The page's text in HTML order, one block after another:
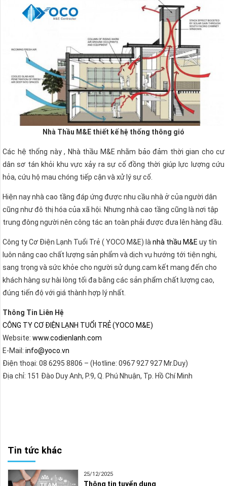
Nhà Thầu M&E thiết kế hệ thống thông gió
Các hệ thống này , Nhà thầu M&E nhằm bảo đảm thời gian cho cư
dân sơ tán khỏi khu vực xảy ra sự cố đồng thời giúp lực lượng cứu
hỏa, cứu hộ mau chóng tiếp cận và xử lý sự cố.
Hiện nay nhà cao tầng đáp ứng được nhu cầu nhà ở của người dân
cũng như đô thị hóa của xã hội. Nhưng nhà cao tầng cũng là nơi tập
trung đông người nên công tác an toàn phải được đưa lên hàng đầu.
Công ty Cơ Điện Lạnh Tuổi Trẻ ( YOCO M&E) là nhà thầu M&E uy tín
luôn nâng cao chất lượng sản phẩm và dịch vụ hướng tới tiện nghi,
sang trọng và sức khỏe cho người sử dụng.cam kết mang đến cho
khách hàng sự hài lòng tối đa bằng các sản phẩm chất lượng cao,
đúng tiến độ với giá thành hợp lý nhất.
Thông Tin Liên Hệ
CÔNG TY CƠ ĐIỆN LẠNH TUỔI TRẺ (YOCO M&E)
Website: www.codienlanh.com
E-Mail: info@yoco.vn
Điện thoại: 08 6295 8806 – (Hotline: 0967 927 927 Mr.Duy)
Địa chỉ: 151 Đào Duy Anh, P.9, Q. Phú Nhuận, Tp. Hồ Chí Minh
Tin tức khác
25/12/2025
Thông tin tuyển dụng